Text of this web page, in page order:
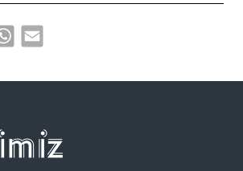
WhatsApp
Email